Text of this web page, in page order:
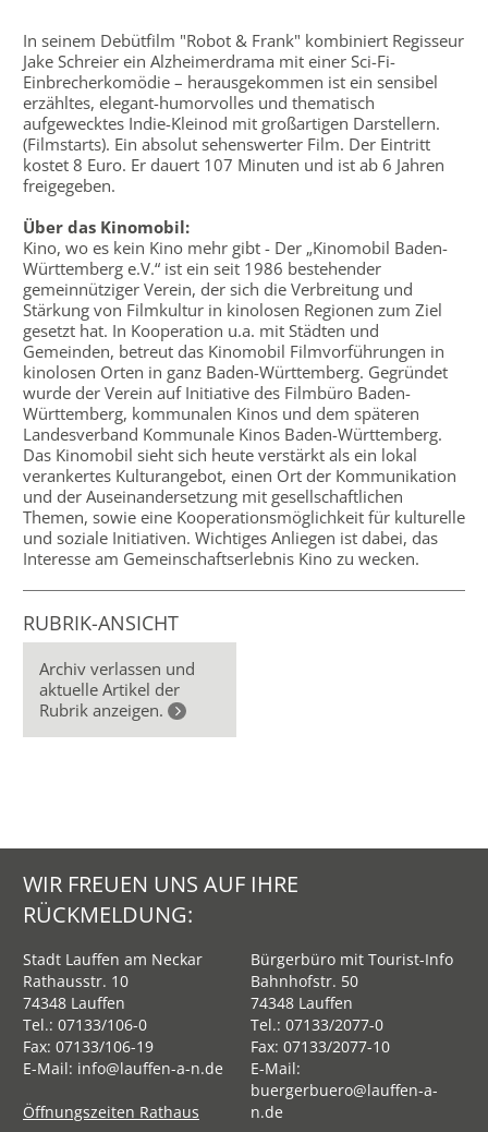
In seinem Debütfilm "Robot & Frank" kombiniert Regisseur
Jake Schreier ein Alzheimerdrama mit einer Sci-Fi-
Einbrecherkomödie – herausgekommen ist ein sensibel
erzähltes, elegant-humorvolles und thematisch
aufgewecktes Indie-Kleinod mit großartigen Darstellern.
(Filmstarts). Ein absolut sehenswerter Film. Der Eintritt
kostet 8 Euro. Er dauert 107 Minuten und ist ab 6 Jahren
freigegeben.
Über das Kinomobil:
Kino, wo es kein Kino mehr gibt - Der „Kinomobil Baden-
Württemberg e.V.“ ist ein seit 1986 bestehender
gemeinnütziger Verein, der sich die Verbreitung und
Stärkung von Filmkultur in kinolosen Regionen zum Ziel
gesetzt hat. In Kooperation u.a. mit Städten und
Gemeinden, betreut das Kinomobil Filmvorführungen in
kinolosen Orten in ganz Baden-Württemberg. Gegründet
wurde der Verein auf Initiative des Filmbüro Baden-
Württemberg, kommunalen Kinos und dem späteren
Landesverband Kommunale Kinos Baden-Württemberg.
Das Kinomobil sieht sich heute verstärkt als ein lokal
verankertes Kulturangebot, einen Ort der Kommunikation
und der Auseinandersetzung mit gesellschaftlichen
Themen, sowie eine Kooperationsmöglichkeit für kulturelle
und soziale Initiativen. Wichtiges Anliegen ist dabei, das
Interesse am Gemeinschaftserlebnis Kino zu wecken.
RUBRIK-ANSICHT
Archiv verlassen und
aktuelle Artikel der
Rubrik anzeigen.
WIR FREUEN UNS AUF IHRE
RÜCKMELDUNG:
Stadt Lauffen am Neckar
Rathausstr. 10
74348 Lauffen
Tel.: 07133/106-0
Fax: 07133/106-19
E-Mail: info@lauffen-a-n.de
Öffnungszeiten Rathaus
Bürgerbüro mit Tourist-Info
Bahnhofstr. 50
74348 Lauffen
Tel.:07133/2077-0
Fax: 07133/2077-10
E-Mail:
buergerbuero@lauffen-a-
n.de